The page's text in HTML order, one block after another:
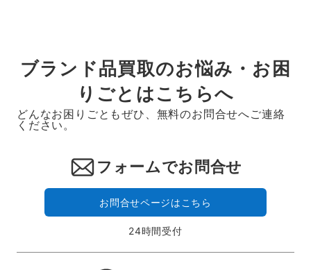
ブランド品買取のお悩み・お困
りごとはこちらへ
どんなお困りごともぜひ、無料のお問合せへご連絡
ください。
フォームでお問合せ
お問合せページはこちら
24時間受付